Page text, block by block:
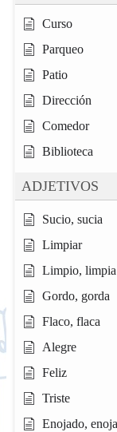
Curso
Parqueo
Patio
Dirección
Comedor
Biblioteca
ADJETIVOS
Sucio, sucia
Limpiar
Limpio, limpia
Gordo, gorda
Flaco, flaca
Alegre
Feliz
Triste
Enojado,